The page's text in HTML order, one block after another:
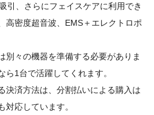
引、さらにフェイスケアに利用でき
高密度超音波、EMS＋エレクトロポ
別々の機器を準備する必要がありま
ら1台で活躍してくれます。
決済方法は、分割払いによる購入は
対応しています。